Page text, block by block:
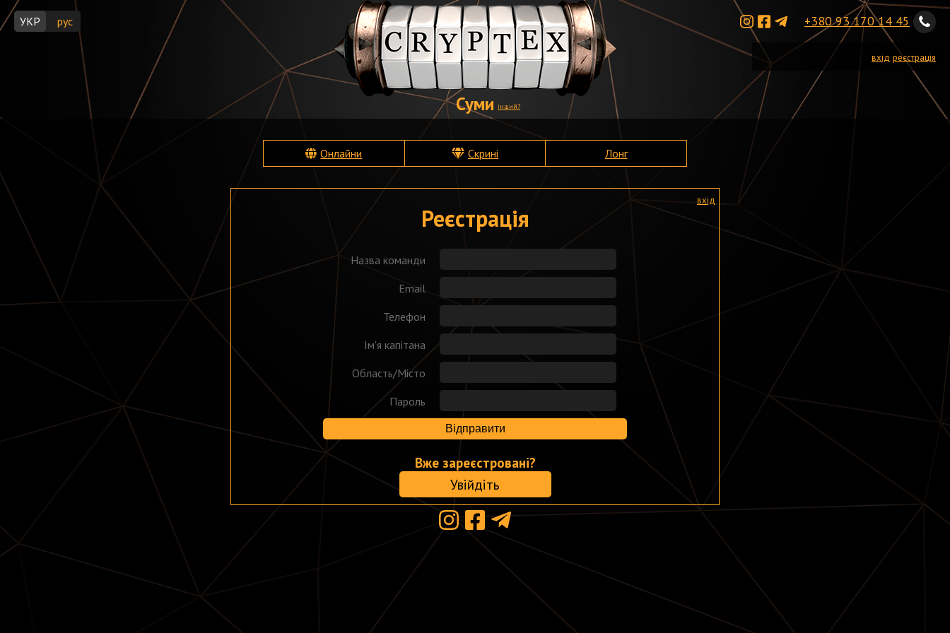
+380 93 170 14 45
Суми інший?
вхід реєстрація
УКР рус
Онлайни Скрині Лонг
Реєстрація
Назва команди
Email
Телефон
Ім'я капітана
Область/Місто
Пароль
Відправити
Вже зареєстровані?
Увійдіть
вхід